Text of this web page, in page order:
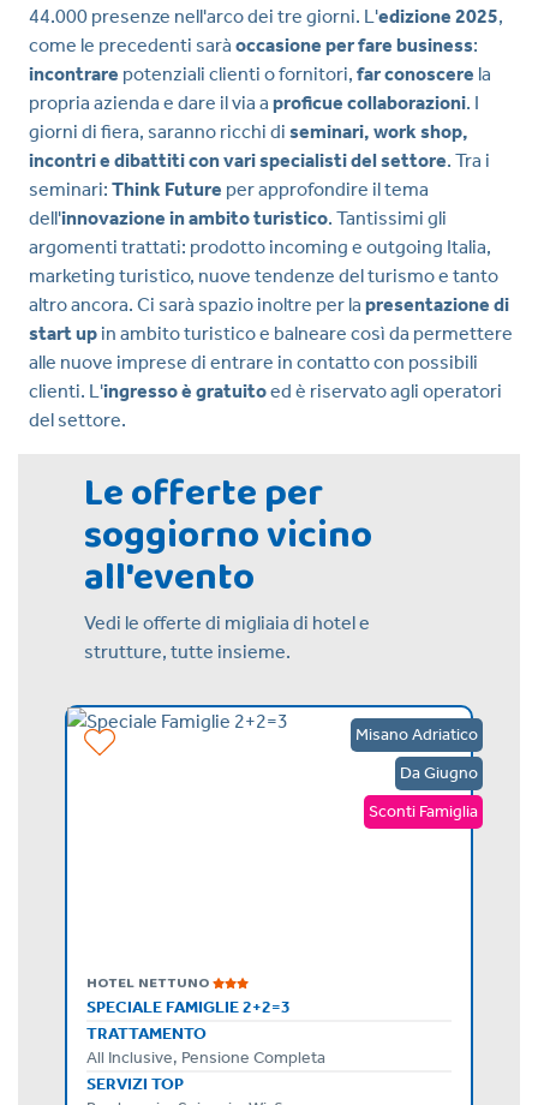
44.000 presenze nell'arco dei tre giorni. L'edizione 2025,
come le precedenti sarà occasione per fare business:
incontrare potenziali clienti o fornitori, far conoscere la
propria azienda e dare il via a proficue collaborazioni. I
giorni di fiera, saranno ricchi di seminari, work shop,
incontri e dibattiti con vari specialisti del settore. Tra i
seminari: Think Future per approfondire il tema
dell'innovazione in ambito turistico. Tantissimi gli
argomenti trattati: prodotto incoming e outgoing Italia,
marketing turistico, nuove tendenze del turismo e tanto
altro ancora. Ci sarà spazio inoltre per la presentazione di
start up in ambito turistico e balneare così da permettere
alle nuove imprese di entrare in contatto con possibili
clienti. L'ingresso è gratuitoed è riservato agli operatori
del settore.
Le offerte per
soggiorno vicino
all'evento
Vedi le offerte di migliaia di hotel e
strutture, tutte insieme.
Misano Adriatico
Da Giugno
Sconti Famiglia
HOTEL NETTUNO
SPECIALE FAMIGLIE 2+2=3
TRATTAMENTO
All Inclusive, Pensione Completa
SERVIZI TOP